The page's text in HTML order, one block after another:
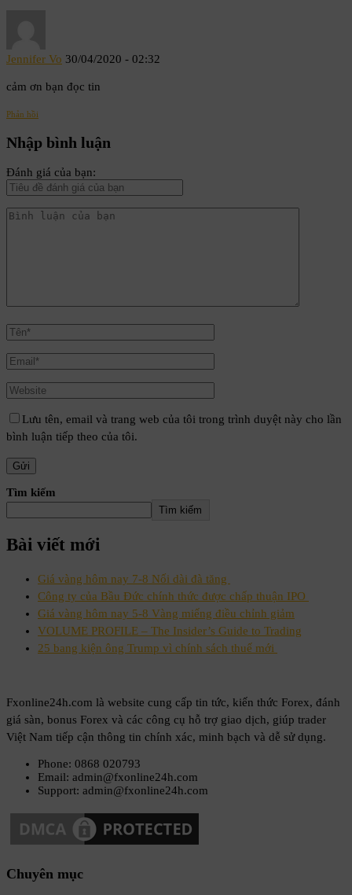
Jennifer Vo 30/04/2020 - 02:32
cảm ơn bạn đọc tin
Phản hồi
Nhập bình luận
Đánh giá của bạn:
Lưu tên, email và trang web của tôi trong trình duyệt này cho lần
bình luận tiếp theo của tôi.
Tìm kiếm
Tìm kiếm
Bài viết mới
Giá vàng hôm nay 7-8 Nối dài đà tăng
Công ty của Bầu Đức chính thức được chấp thuận IPO
Giá vàng hôm nay 5-8 Vàng miếng điều chỉnh giảm
VOLUME PROFILE – The Insider’s Guide to Trading
25 bang kiện ông Trump vì chính sách thuế mới
Fxonline24h.com là website cung cấp tin tức, kiến thức Forex, đánh
giá sàn, bonus Forex và các công cụ hỗ trợ giao dịch, giúp trader
Việt Nam tiếp cận thông tin chính xác, minh bạch và dễ sử dụng.
Phone: 0868 020793
Email: admin@fxonline24h.com
Support: admin@fxonline24h.com
Chuyên mục